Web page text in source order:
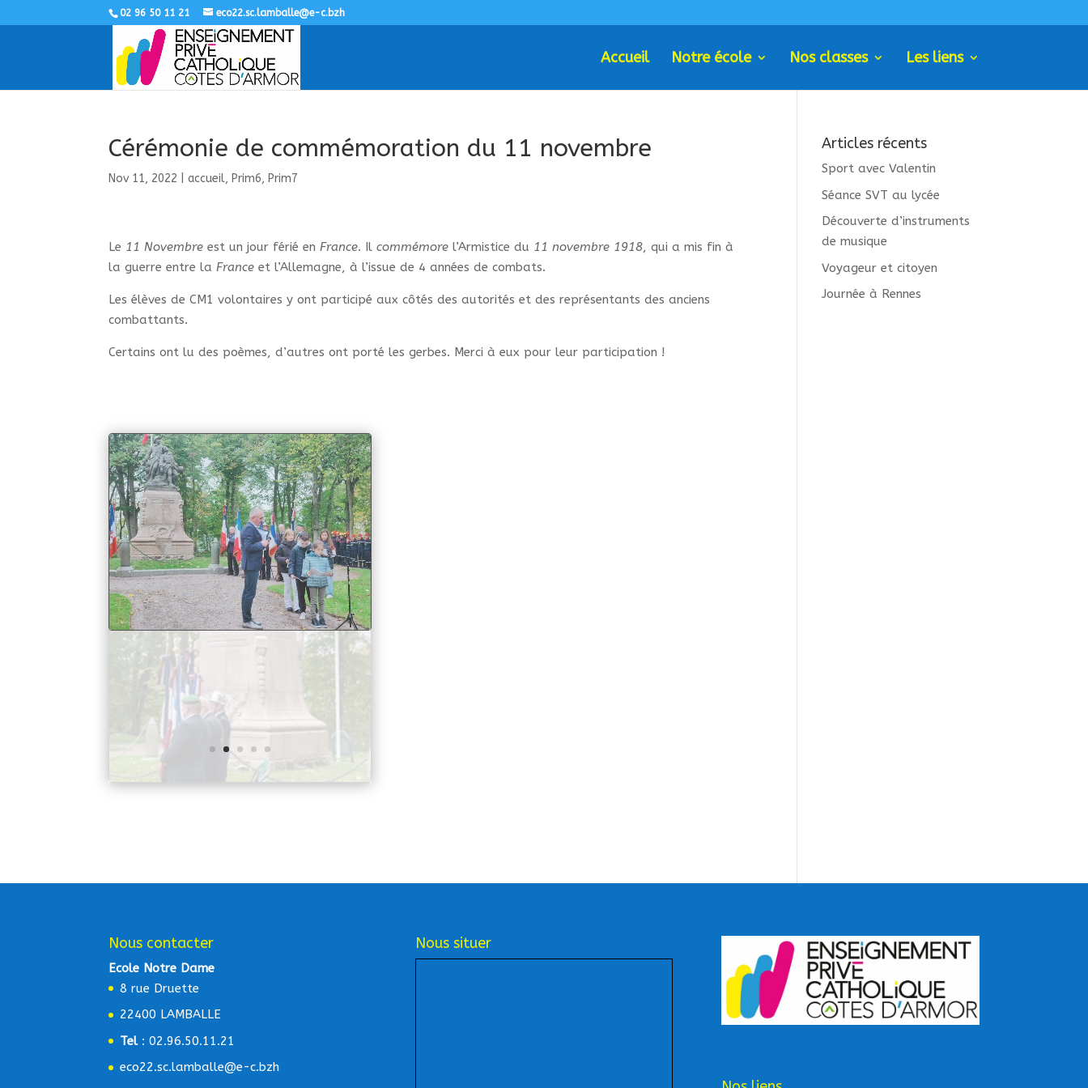
02 96 50 11 21 eco22.sc.lamballe@e-c.bzh
Accueil Notre école Nos classes Les liens
Cérémonie de commémoration du 11 novembre
Nov 11, 2022 |accueil, Prim6, Prim7
Le 11 Novembre est un jour férié enFrance. Ilcommémore l’Armistice du 11 novembre 1918, qui a mis fin à
la guerre entre laFrance et l’Allemagne, à l’issue de 4 années de combats.
Les élèves de CM1 volontaires y ont participé aux côtés des autorités et des représentants des anciens
combattants.
Certains ont lu des poèmes, d’autres ont porté les gerbes. Merci à eux pour leur participation !
Articles récents
Sport avec Valentin
Séance SVT au lycée
Découverte d’instruments
de musique
Voyageur et citoyen
Journée à Rennes
Nous contacter
Ecole Notre Dame
8 rue Druette
22400 LAMBALLE
Tel: 02.96.50.11.21
eco22.sc.lamballe@e-c.bzh
Nous situer